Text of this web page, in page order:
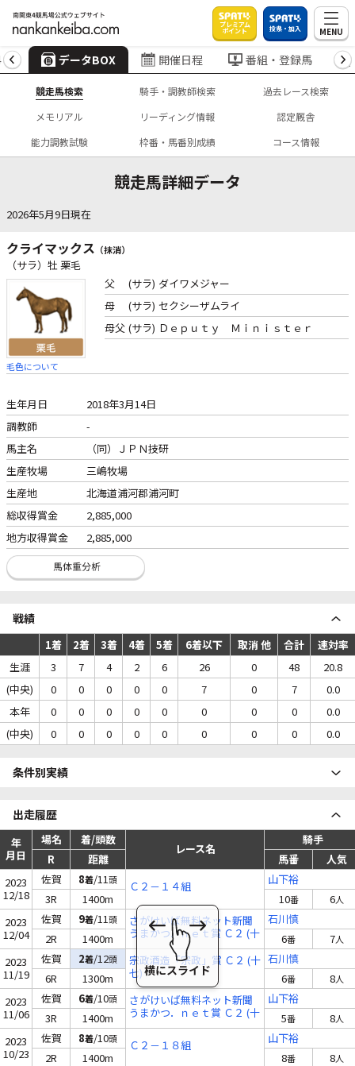
プレミアム
ポイント 投票・加入 MENU
データBOX 開催日程 番組・登録馬
競走馬検索 騎手・調教師検索
過去レース検索
メモリアル
リーディング情報
認定厩舎
能力調教試験
枠番・馬番別成績 コース情報
競走馬詳細データ
2026年5月9日現在
クライマックス （抹消）
（サラ）牡 栗毛
毛色について
父 (サラ) ダイワメジャー
母
(サラ) セクシーザムライ
母父 (サラ) Ｄｅｐｕｔｙ Ｍｉｎｉｓｔｅｒ
生年月日
2018年3月14日
調教師
-
馬主名
（同）ＪＰＮ技研
生産牧場
三嶋牧場
生産地
北海道浦河郡浦河町
総収得賞金
2,885,000
地方収得賞金
2,885,000
戦績
1着 2着 3着 4着 5着 6着以下 取消 他 合計
連対率
生涯
3 7 4 2 6 26 0 48
20.8
(中央)
0 0 0 0 0 7 0 7
0.0
本年
0 0 0 0 0 0 0 0
0.0
(中央)
0 0 0 0 0 0 0 0 0.0
条件別実績
出走履歴
年
月日
場名 着/頭数
レース名
騎手
R
距離 馬番
人気
2023
12/18
佐賀 8着/11頭 Ｃ２－１４組
山下裕
3R
1400m 10番 6人
2023
12/04
佐賀 9着/11頭
さがけいば無料ネット新聞
うまかつ．ｎｅｔ賞 Ｃ２ (十
五)
石川慎
2R
1400m 6番 7人
2023
11/19
佐賀 2着/12頭
宗政酒造「宗政」賞 Ｃ２ (十
七)
石川慎
6R
1300m 6番 8人
2023
11/06
佐賀 6着/10頭
さがけいば無料ネット新聞
うまかつ．ｎｅｔ賞 Ｃ２ (十
八)
山下裕
3R
1400m 5番 8人
2023
10/23
佐賀 8着/10頭 Ｃ２－１８組
山下裕
2R
1400m 8番 8人